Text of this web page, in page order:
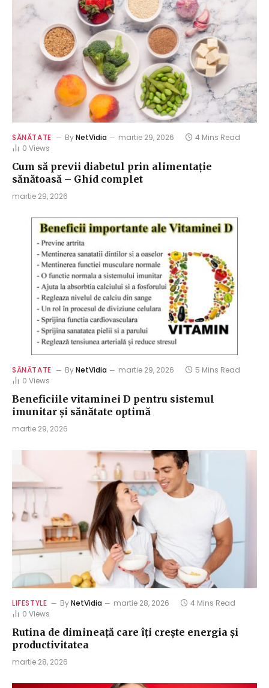
SĂNĂTATE ByNetVidia martie 29, 2026
4 Mins Read
0 Views
Cum să previi diabetul prin alimentație
sănătoasă – Ghid complet
martie 29, 2026
SĂNĂTATE ByNetVidia martie 29, 2026
5 Mins Read
0 Views
Beneficiile vitaminei D pentru sistemul
imunitar și sănătate optimă
martie 29, 2026
LIFESTYLE By NetVidia martie 28, 2026
4 Mins Read
0 Views
Rutina de dimineață care îți crește energia și
productivitatea
martie 28, 2026